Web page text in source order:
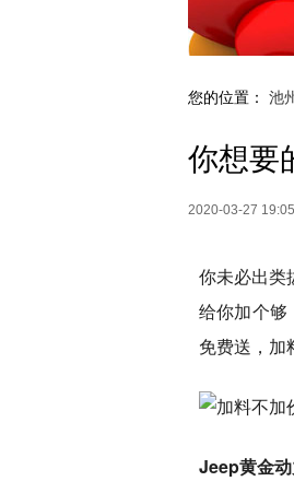
您的位置： 池
你想要
2020-03-27
你未必出类
给你加个够
免费送，加
Jeep黄金